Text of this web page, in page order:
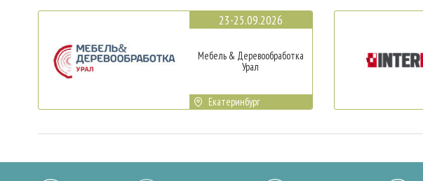
23-25.09.2026
Мебель & Деревообработка
Урал
Екатеринбург